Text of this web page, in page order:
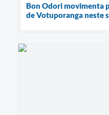
Bon Odori movimenta
de Votuporanga neste